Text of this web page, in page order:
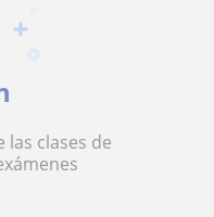
las clases de